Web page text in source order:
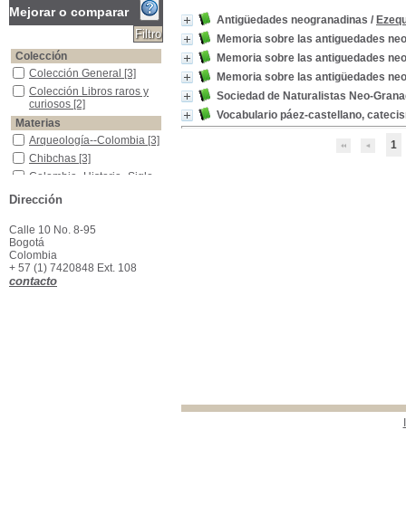
Antigüedades neogranadinas /
Memoria sobre las antiguedades
Memoria sobre las antiguedades
Memoria sobre las antigüedades
Sociedad de Naturalistas Neo-
Vocabulario páez-castellano,
1
Mejorar o comparar
Colección
Colección General
Colección General [3]
Colección Libros raros y curiosos
Colección Libros raros y
curiosos [2]
Materias
Arqueología--Colombia
Arqueología--Colombia [3]
Chibchas
Chibchas [3]
Colombia -Historia -Siglo XVII
Colombia -Historia -Siglo
Indios de Colombia
Indios de Colombia
Arqueología indígena -Colombia
Arqueología indígena -
Colombia [1]
Bogotá -Academias, Sociedades Doctas, Etc.
Bogotá -Academias,
Sociedades Doctas, Etc.
[1]
Dirección
Calle 10 No. 8-95
Bogotá
Colombia
+ 57 (1) 7420848 Ext. 108
contacto